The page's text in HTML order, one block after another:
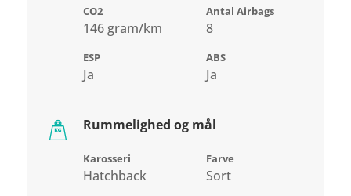
CO2
146 gram/km
Antal Airbags
8
ESP
Ja
ABS
Ja
Rummelighed og mål
Karosseri
Hatchback
Farve
Sort